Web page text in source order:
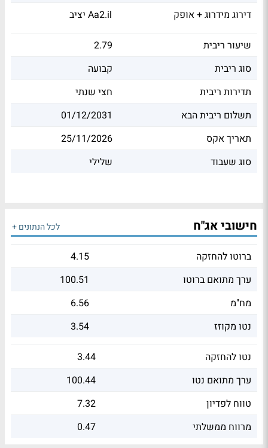
דירוג מידרוג + אופק
יציב Aa2.il
שיעור ריבית
2.79
סוג ריבית
קבועה
תדירות ריבית
חצי שנתי
תשלום ריבית הבא
01/12/2031
תאריך אקס
25/11/2026
סוג שעבוד
שלילי
חישובי אג"ח לכל הנתונים +
ברוטו להחזקה
4.15
ערך מתואם ברוטו
100.51
מח"מ
6.56
נטו מקוזז
3.54
נטו להחזקה
3.44
ערך מתואם נטו
100.44
טווח לפדיון
7.32
מרווח ממשלתי
0.47